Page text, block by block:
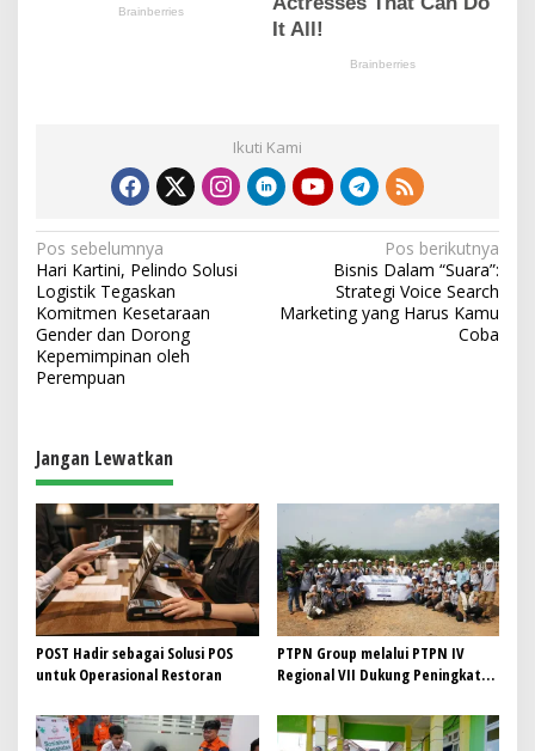
Ikuti Kami
N
a
v
i
g
s
i
p
o
s
Pos sebelumnya
Hari Kartini, Pelindo Solusi
Logistik Tegaskan
Komitmen Kesetaraan
Gender dan Dorong
Kepemimpinan oleh
Perempuan
Pos berikutnya
Bisnis Dalam “Suara”:
Strategi Voice Search
Marketing yang Harus Kamu
Coba
Jangan Lewatkan
POST Hadir sebagai Solusi POS
untuk Operasional Restoran
PTPN Group melalui PTPN IV
Regional VII Dukung Peningkatan
Perkebunan Lewat Pelatihan
Avenza Maps di Way Kanan